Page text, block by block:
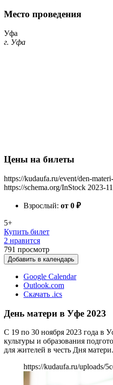
Место проведения
Уфа
г. Уфа
Цены на билеты
https://kudaufa.ru/event/den-
https://schema.org/InStock 2023-
Взрослый: от 0 ₽
5+
Купить билет
2 нравится
791 просмотр
Добавить в календарь
Google Calendar
Outlook.com
Скачать .ics
День матери в Уфе 2023
С 19 по 30 ноября 2023 года в
культуры и образования
для жителей в честь Дня матери.
https://kudaufa.ru/uploads/